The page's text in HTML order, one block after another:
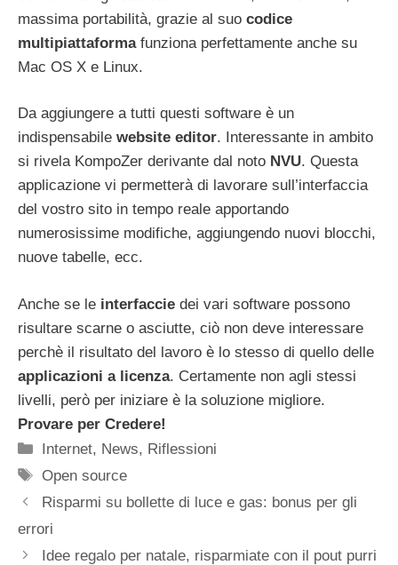
massima portabilità, grazie al suo codice
multipiattaformafunziona perfettamente anche su
Mac OS X e Linux.
Da aggiungere a tutti questi software è un
indispensabile website editor. Interessante in ambito
si rivela KompoZer derivante dal noto NVU. Questa
applicazione vi permetterà di lavorare sull’interfaccia
del vostro sito in tempo reale apportando
numerosissime modifiche, aggiungendo nuovi blocchi,
nuove tabelle, ecc.
Anche se le interfaccie dei vari software possono
risultare scarne o asciutte, ciò non deve interessare
perchè il risultato del lavoro è lo stesso di quello delle
applicazioni a licenza. Certamente non agli stessi
livelli, però per iniziare è la soluzione migliore.
Provare per Credere!
Categorie
Internet, News, Riflessioni
Tag
Open source
Risparmi su bollette di luce e gas: bonus per gli
errori
Idee regalo per natale, risparmiate con il pout purri